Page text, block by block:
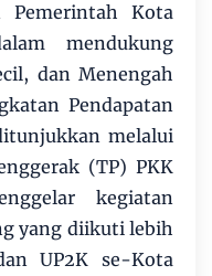
Pemerintah Kota
mendukung
dan Menengah
Pendapatan
melalui
(TP) PKK
kegiatan
yang diikuti lebih
UP2K se-Kota